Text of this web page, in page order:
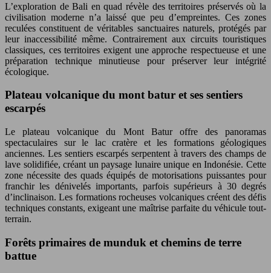
L’exploration de Bali en quad révèle des territoires préservés où la
civilisation moderne n’a laissé que peu d’empreintes. Ces zones
reculées constituent de véritables sanctuaires naturels, protégés par
leur inaccessibilité même. Contrairement aux circuits touristiques
classiques, ces territoires exigent une approche respectueuse et une
préparation technique minutieuse pour préserver leur intégrité
écologique.
Plateau volcanique du mont batur et ses sentiers
escarpés
Le plateau volcanique du Mont Batur offre des panoramas
spectaculaires sur le lac cratère et les formations géologiques
anciennes. Les sentiers escarpés serpentent à travers des champs de
lave solidifiée, créant un paysage lunaire unique en Indonésie. Cette
zone nécessite des quads équipés de motorisations puissantes pour
franchir les dénivelés importants, parfois supérieurs à 30 degrés
d’inclinaison. Les formations rocheuses volcaniques créent des défis
techniques constants, exigeant une maîtrise parfaite du véhicule tout-
terrain.
Forêts primaires de munduk et chemins de terre
battue